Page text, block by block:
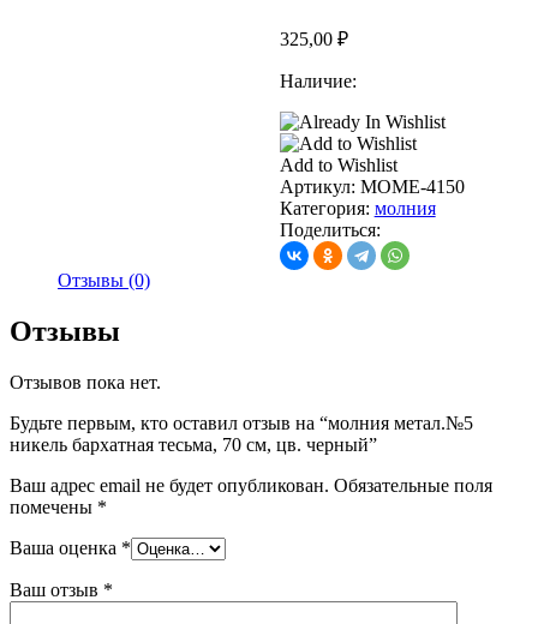
325,00 ₽
Наличие:
Add to Wishlist
Артикул: MOME-4150
Категория: молния
Поделиться:
Отзывы (0)
Отзывы
Отзывов пока нет.
Будьте первым, кто оставил отзыв на “молния метал.№5
никель бархатная тесьма, 70 см, цв. черный”
Ваш адрес email не будет опубликован. Обязательные поля
помечены *
Ваша оценка *
Ваш отзыв *